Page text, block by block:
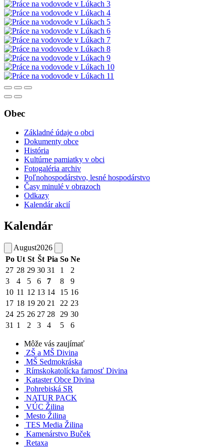
Obec
Základné údaje o obci
Dokumenty obce
História
Kultúrne pamiatky v obci
Fotogaléria archiv
Poľnohospodárstvo, lesné hospodárstvo
Časy minulé v obrazoch
Odkazy
Kalendár akcií
Kalendár
August2026
Po Ut St Št Pia So Ne
27 28 29 30 31 1
2
3
4 5 6 7 8
9
10 11 12 13 14 15 16
17 18 19 20 21 22 23
24 25 26 27 28 29 30
31 1 2 3 4 5 6
Môže vás zaujímať
ZŠ a MŠ Divina
MŠ Sedmokráska
Rímskokatolícka farnosť Divina
Kataster Obce Divina
Pohrebiská SR
NATUR PACK
VÚC Žilina
Mesto Žilina
TES Media Žilina
Kamenárstvo Buček
Retaxa